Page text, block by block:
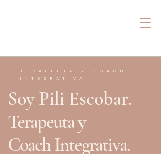
TERAPEUTA Y COACH
INTEGRATIVA
Soy Pili Escobar.
Terapeuta y
Coach Integrativa.